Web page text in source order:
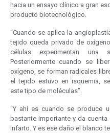
hacia un ensayo clínico a gran
producto biotecnológico.
“Cuando se aplica la
tejido queda privado de
células experimentan una
Posteriormente cuando se
oxígeno, se forman radicales
el tejido estuvo en isquemia,
este tipo de moléculas”.
“Y ahí es cuando se produce
bastante importante y da
infarto. Y es ese daño el blanco